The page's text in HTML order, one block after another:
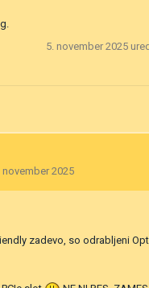
5. november 2025
november 2025
zadevo, so odrabljeni